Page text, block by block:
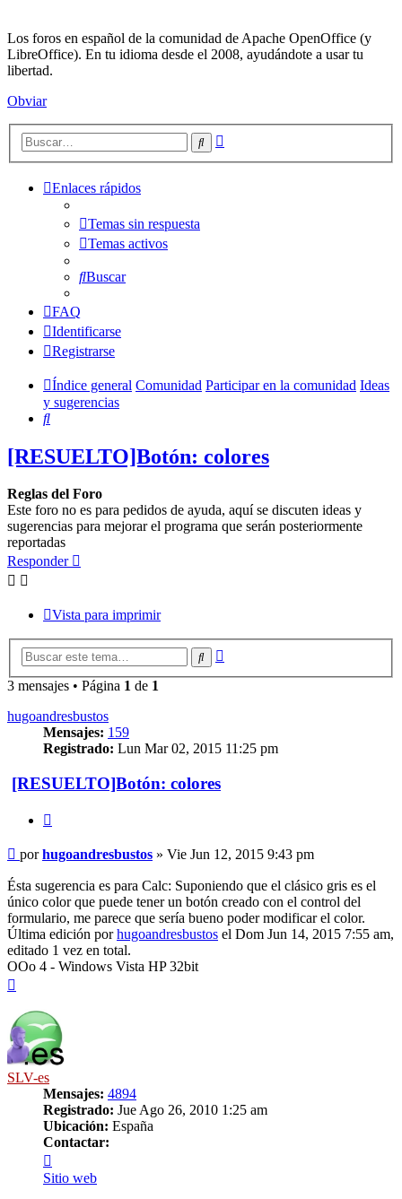
Los foros en español de la comunidad de Apache OpenOffice (y
LibreOffice). En tu idioma desde el 2008, ayudándote a usar tu
libertad.
Obviar
Buscar
Enlaces rápidos
Temas sin respuesta
Temas activos
Buscar
FAQ
Identificarse
Registrarse
Índice general Comunidad Participar en la comunidad Ideas
y sugerencias
Buscar
[RESUELTO]Botón: colores
Reglas del Foro
Este foro no es para pedidos de ayuda, aquí se discuten ideas y
sugerencias para mejorar el programa que serán posteriormente
reportadas
Responder
Vista para imprimir
Buscar
3 mensajes • Página 1 de 1
hugoandresbustos
Mensajes: 159
Registrado: Lun Mar 02, 2015 11:25 pm
[RESUELTO]Botón: colores
Mensaje
porhugoandresbustos » Vie Jun 12, 2015 9:43 pm
Ésta sugerencia es para Calc: Suponiendo que el clásico gris es el
único color que puede tener un botón creado con el control del
formulario, me parece que sería bueno poder modificar el color.
Última edición porhugoandresbustos el Dom Jun 14, 2015 7:55 am,
editado 1 vez en total.
OOo 4 - Windows Vista HP 32bit
SLV-es
Mensajes: 4894
Registrado: Jue Ago 26, 2010 1:25 am
Ubicación: España
Contactar:
SLV-
es
Sitio web